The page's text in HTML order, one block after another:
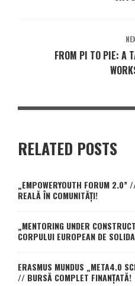
FROM PI TO PIE: A
RELATED POSTS
„EMPOWERYOUTH FORUM 2.0”
REALĂ ÎN COMUNITĂȚI!
„MENTORING UNDER
CORPULUI EUROPEAN DE
ERASMUS MUNDUS „META4.0
// BURSĂ COMPLET FINANȚATĂ!